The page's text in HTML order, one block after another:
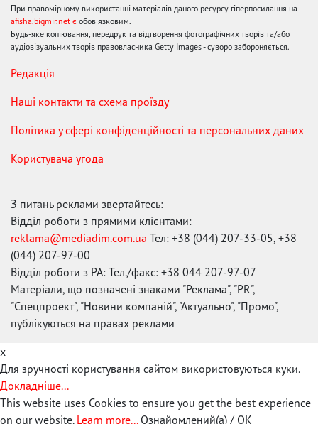
При правомірному використанні матеріалів даного ресурсу гіперпосилання на
afisha.bigmir.net є обов'язковим.
Будь-яке копіювання, передрук та відтворення фотографічних творів та/або
аудіовізуальних творів правовласника Getty Images - суворо забороняється.
Редакція
Наші контакти та схема проїзду
Політика у сфері конфіденційності та персональних даних
Користувача угода
З питань реклами звертайтесь:
Відділ роботи з прямими клієнтами:
reklama@mediadim.com.ua Тел: +38 (044) 207-33-05, +38
(044) 207-97-00
Відділ роботи з РА: Тел./факс: +38 044 207-97-07
Матеріали, що позначені знаками "Реклама", "PR",
"Спецпроект", "Новини компаній", "Актуально", "Промо",
публікуються на правах реклами
x
Для зручності користування сайтом використовуються куки.
Докладніше...
This website uses Cookies to ensure you get the best experience
on our website. Learn more... Ознайомлений(а) / OK